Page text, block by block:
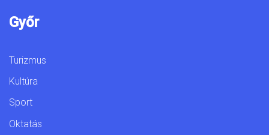
Győr
Turizmus
Kultúra
Sport
Oktatás